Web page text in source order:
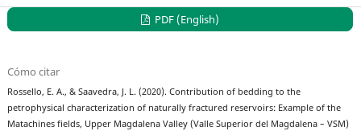
PDF (English)
Cómo citar
Rossello, E. A., & Saavedra, J. L. (2020). Contribution of bedding to the
petrophysical characterization of naturally fractured reservoirs: Example of the
Matachines fields, Upper Magdalena Valley (Valle Superior del Magdalena – VSM)